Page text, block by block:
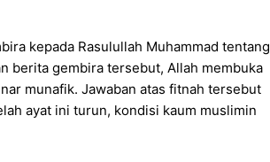
kepada Rasulullah Muhammad tentang
berita gembira tersebut, Allah membuka
munafik. Jawaban atas fitnah tersebut
ayat ini turun, kondisi kaum muslimin